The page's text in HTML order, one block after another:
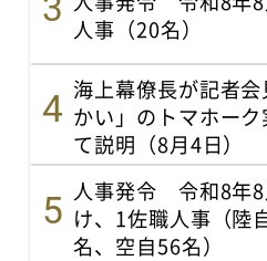
人事（20名）
海上幕僚長が記者
かい」のトマホー
て説明（8月4日）
人事発令 令和8年
け、1佐職人事（陸
名、空自56名）